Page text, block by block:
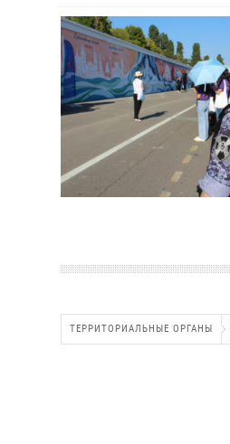
ТЕРРИТОРИАЛЬНЫЕ ОРГАНЫ